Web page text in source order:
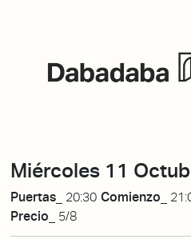
Miércoles 11
Puertas_ 20:30 Comienzo_
Precio_ 5/8